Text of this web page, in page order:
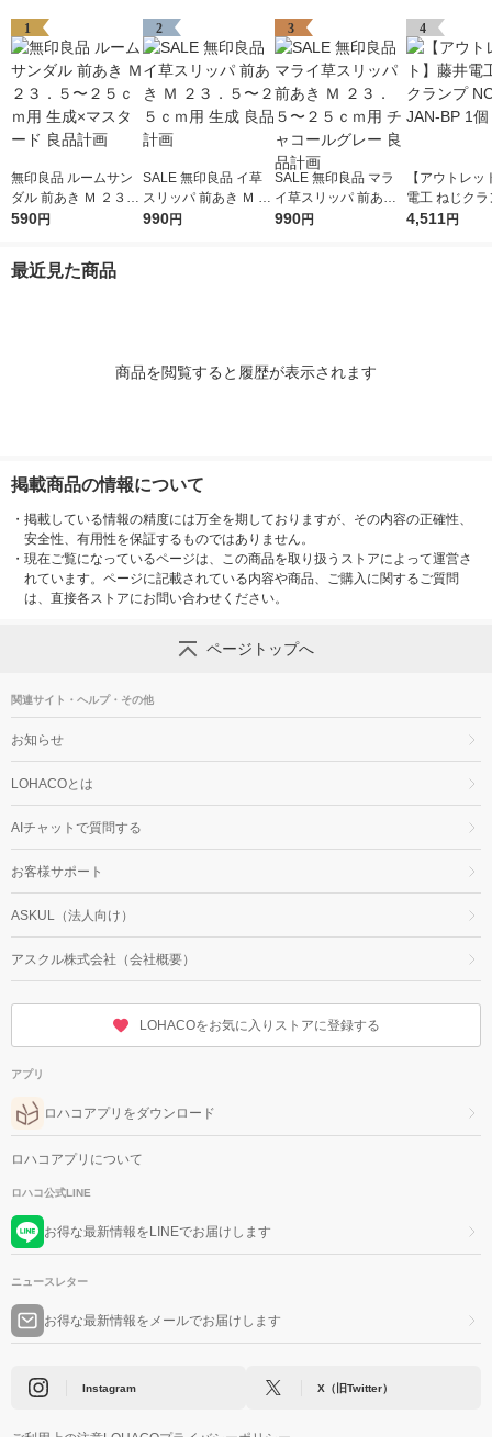
1
無印良品 ルームサン
ダル 前あき Ｍ ２３．
５〜２５ｃｍ用 生成×
590円
2
SALE 無印良品 イ草
スリッパ 前あき Ｍ ２
３．５〜２５ｃｍ用
990円
3
SALE 無印良品 マラ
イ草スリッパ 前あき
Ｍ ２３．５〜２５ｃ
990円
4
【アウトレッ
電工 ねじク
-43-JAN-BP 1
4,511円
最近見た商品
商品を閲覧すると履歴が表示されます
掲載商品の情報について
・ 掲載している情報の精度には万全を期しておりますが、その内容の正確性、
安全性、有用性を保証するものではありません。
・ 現在ご覧になっているページは、この商品を取り扱うストアによって運営さ
れています。ページに記載されている内容や商品、ご購入に関するご質問
は、直接各ストアにお問い合わせください。
ページトップへ
関連サイト・ヘルプ・その他
お知らせ
LOHACOとは
AIチャットで質問する
お客様サポート
ASKUL（法人向け）
アスクル株式会社（会社概要）
LOHACOをお気に入りストアに登録する
アプリ
ロハコアプリをダウンロード
ロハコアプリについて
ロハコ公式LINE
お得な最新情報をLINEでお届けします
ニュースレター
お得な最新情報をメールでお届けします
Instagram X（旧Twitter）